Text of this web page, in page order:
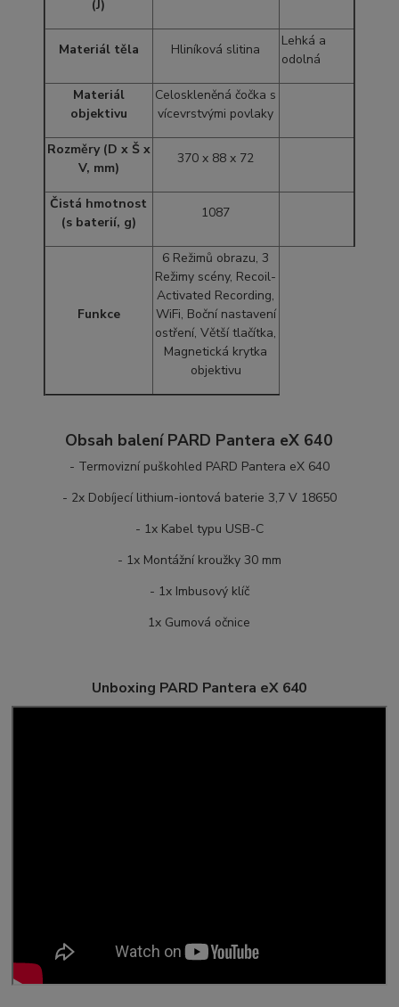
(J)
Materiál těla Hliníková slitina
Lehká a
odolná
Materiál
objektivu
Celoskleněná čočka s
vícevrstvými povlaky
Rozměry (D x Š x
V, mm)
370 x 88 x 72
Čistá hmotnost
(s baterií, g)
1087
Funkce
6 Režimů obrazu, 3
Režimy scény, Recoil-
Activated Recording,
WiFi, Boční nastavení
ostření, Větší tlačítka,
Magnetická krytka
objektivu
Obsah balení PARD Pantera eX 640
- Termovizní puškohled PARD Pantera eX 640
- 2x Dobíjecí lithium-iontová baterie 3,7 V 18650
- 1x Kabel typu USB-C
- 1x Montážní kroužky 30 mm
- 1x Imbusový klíč
1x Gumová očnice
Unboxing PARD Pantera eX 640